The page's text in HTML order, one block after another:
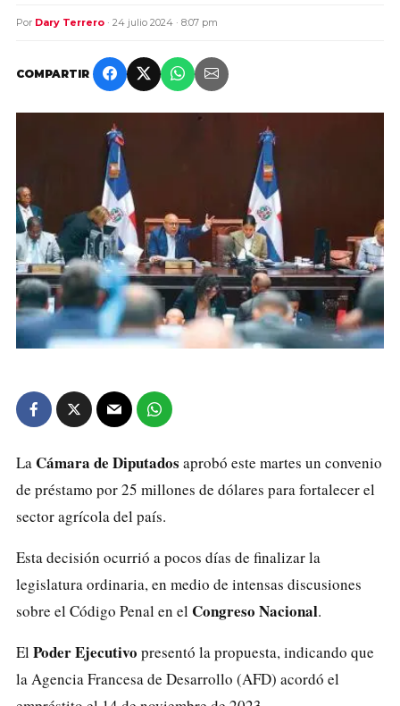
Por Dary Terrero · 24 julio 2024 · 8:07 pm
COMPARTIR
La Cámara de Diputados aprobó este martes un convenio
de préstamo por 25 millones de dólares para fortalecer el
sector agrícola del país.
Esta decisión ocurrió a pocos días de finalizar la
legislatura ordinaria, en medio de intensas discusiones
sobre el Código Penal en el Congreso Nacional.
El Poder Ejecutivo presentó la propuesta, indicando que
laAgencia Francesa de Desarrollo (AFD) acordó el